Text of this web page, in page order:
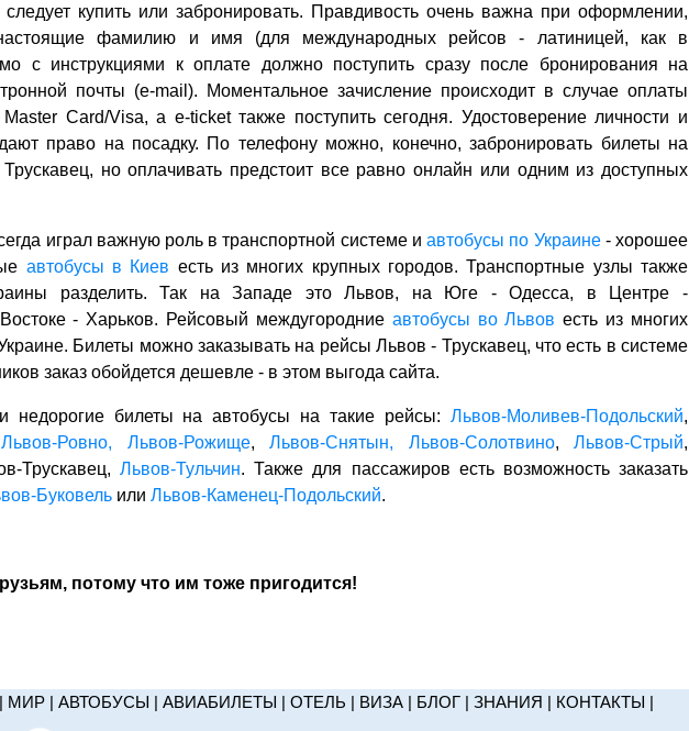
купить или забронировать. Правдивость очень важна при оформлении,
настоящие фамилию и имя (для международных рейсов - латиницей, как в
с инструкциями к оплате должно поступить сразу после бронирования на
почты (e-mail). Моментальное зачисление происходит в случае оплаты
Card/Visa, а e-ticket также поступить сегодня. Удостоверение личности и
право на посадку. По телефону можно, конечно, забронировать билеты на
но оплачивать предстоит все равно онлайн или одним из доступных
играл важную роль в транспортной системе иавтобусы по Украине- хорошее
автобусы в Киев есть из многих крупных городов. Транспортные узлы также
разделить. Так на Западе это Львов, на Юге - Одесса, в Центре -
- Харьков. Рейсовый междугородние автобусы во Львов есть из многих
Билеты можно заказывать на рейсы Львов - Трускавец, что есть в системе
заказ обойдется дешевле - в этом выгода сайта.
недорогие билеты на автобусы на такие рейсы: Львов-Моливев-Подольский,
Львов-Ровно, Львов-Рожище,Львов-Снятын, Львов-Солотвино,Львов-Стрый,
Трускавец,Львов-Тульчин. Также для пассажиров есть возможность заказать
Буковельили Львов-Каменец-Подольский.
потому что им тоже пригодится!
| МИР | АВТОБУСЫ | АВИАБИЛЕТЫ | ОТЕЛЬ | ВИЗА | БЛОГ | ЗНАНИЯ | КОНТАКТЫ |